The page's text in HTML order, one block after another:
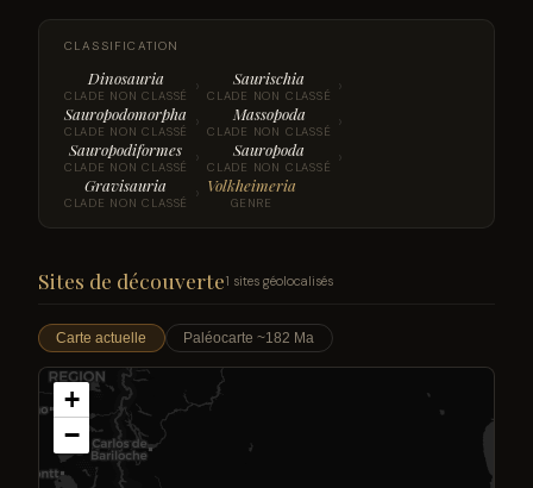
CLASSIFICATION
Dinosauria
CLADE NON CLASSÉ › Saurischia
CLADE NON CLASSÉ ›
Sauropodomorpha
CLADE NON CLASSÉ › Massopoda
CLADE NON CLASSÉ ›
Sauropodiformes
CLADE NON CLASSÉ › Sauropoda
CLADE NON CLASSÉ ›
Gravisauria
CLADE NON CLASSÉ › Volkheimeria
GENRE
Sites de découverte1 sites géolocalisés
Carte actuelle Paléocarte ~182 Ma
+
−